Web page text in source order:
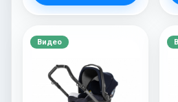
Видео